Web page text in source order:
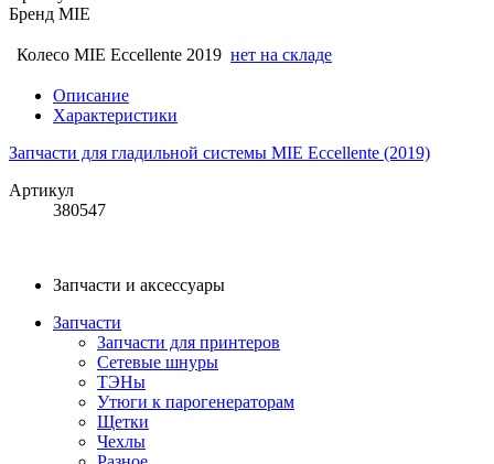
Бренд MIE
Колесо MIE Eccellente 2019 нет на складе
Описание
Характеристики
Запчасти для гладильной системы MIE Eccellente (2019)
Артикул
380547
Запчасти и аксессуары
Запчасти
Запчасти для принтеров
Сетевые шнуры
ТЭНы
Утюги к парогенераторам
Щетки
Чехлы